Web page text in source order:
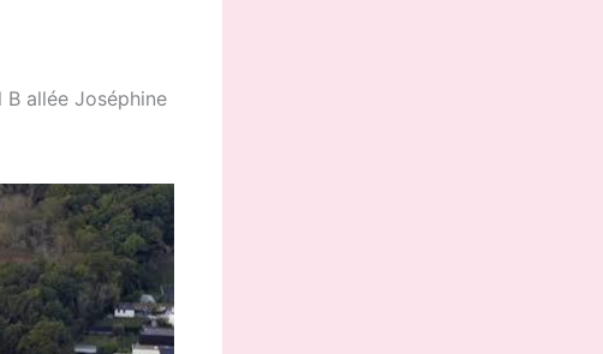
B allée Joséphine